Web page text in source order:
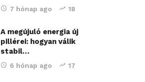
7 hónap ago 18
A megújuló energia új
pillérei: hogyan válik
stabil…
6 hónap ago 17